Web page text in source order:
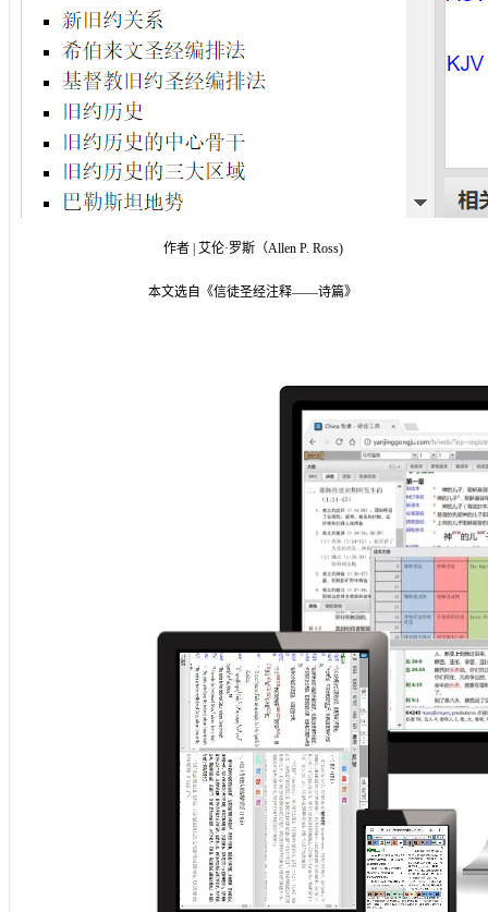
作者 | 艾伦·罗斯（Allen P. Ross)
本文选自《信徒圣经注释——诗篇》